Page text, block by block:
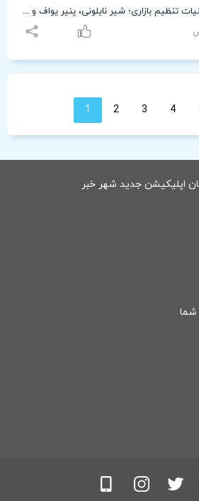
ابلاغ قیمت جدید ۴ قلم لبنیات تنظیم بازاری؛ شیر نایلونی، پنیر یواف و ماست دبه‌ای چند شد؟
1 2 3 4
اپلیکیشن جدید شهر خبر
شما